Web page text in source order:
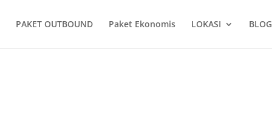
PAKET OUTBOUND Paket Ekonomis LOKASI BLOG